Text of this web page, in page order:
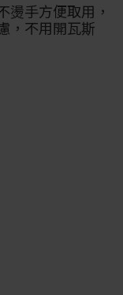
燙手方便取用​，
，不用開瓦斯